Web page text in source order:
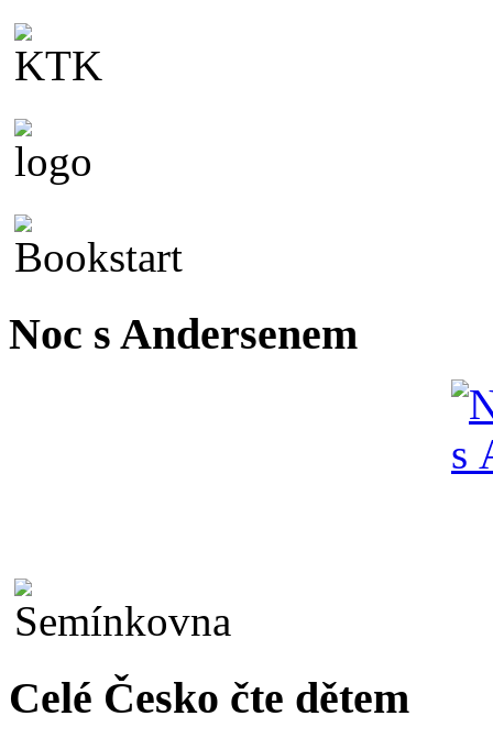
Noc s Andersenem
Celé Česko čte dětem